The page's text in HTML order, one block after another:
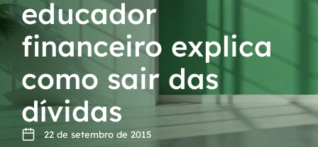
educador
financeiro explica
como sair das
dívidas
22 de setembro de 2015